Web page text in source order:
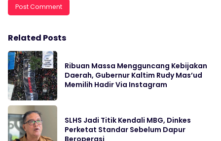
Related Posts
Ribuan Massa Mengguncang Kebijakan
Daerah, Gubernur Kaltim Rudy Mas’ud
Memilih Hadir Via Instagram
SLHS Jadi Titik Kendali MBG, Dinkes
Perketat Standar Sebelum Dapur
Beroperasi